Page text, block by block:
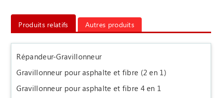
Produits relatifs Autres produits
Répandeur-Gravillonneur
Gravillonneur pour asphalte et fibre (2 en 1)
Gravillonneur pour asphalte et fibre 4 en 1